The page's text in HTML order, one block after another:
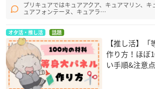
プリキュアではキュアアクア、キュアマリン、キ
ュアフォンテーヌ、キュアラ…
オタ活・推し活 話題
【推し活】
作り方！ほぼ
い手順&注意